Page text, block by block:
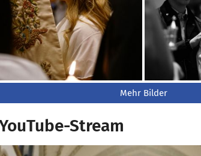
Mehr Bilder
Stream